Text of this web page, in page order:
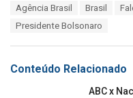
i
Agência Brasil Brasil
Presidente Bolsonaro
Conteúdo Relacionado
ABC x